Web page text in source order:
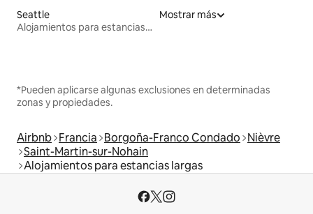
Seattle
Alojamientos para estancias largas
Mostrar más
*Pueden aplicarse algunas exclusiones en determinadas
zonas y propiedades.
Airbnb Francia Borgoña-Franco Condado Nièvre
Saint-Martin-sur-Nohain
Alojamientos para estancias largas